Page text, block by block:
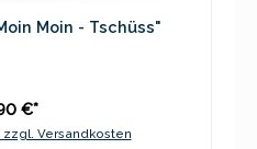
Moin - Tschüss"
€*
zzgl. Versandkosten